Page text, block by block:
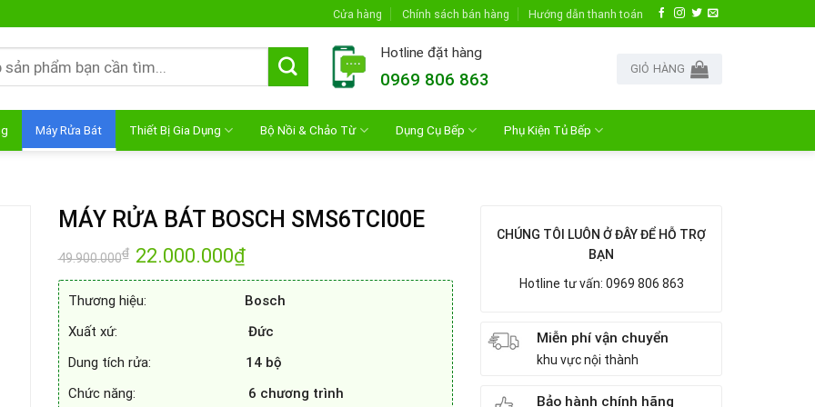
Cửa hàng Chính sách bán hàng Hướng dẫn thanh toán
Hotline đặt hàng
0969 806 863
GIỎ HÀNG
Máy Rửa Bát Thiết Bị Gia Dụng Bộ Nồi & Chảo Từ Dụng Cụ Bếp Phụ Kiện Tủ Bếp
MÁY RỬA BÁT BOSCH SMS6TCI00E
49.900.000₫ Giá
gốc
là:
22.000.000₫Giá
hiện
tại
22.000.000₫.
Thương hiệu: Bosch
Xuất xứ: Đức
Dung tích rửa: 14 bộ
Chức năng:
6 chương trình
CHÚNG TÔI LUÔN Ở ĐÂY ĐỂ HỖ TRỢ
BẠN
Hotline tư vấn: 0969 806 863
Miễn phí vận chuyển
khu vực nội thành
Bảo hành chính hãng